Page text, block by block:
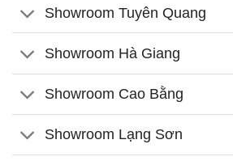
Showroom Tuyên Quang
Showroom Hà Giang
Showroom Cao Bằng
Showroom Lạng Sơn